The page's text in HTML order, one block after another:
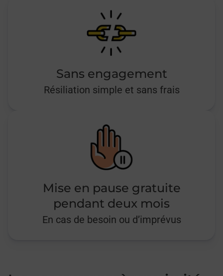
Sans engagement
Résiliation simple et sans frais
Mise en pause gratuite
pendant deux mois
En cas de besoin ou d’imprévus